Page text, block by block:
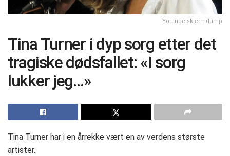
Youtube skjermdump
Tina Turner i dyp sorg etter det
tragiske dødsfallet: «I sorg
lukker jeg…»
Tina Turner har i en årrekke vært en av verdens største
artister.